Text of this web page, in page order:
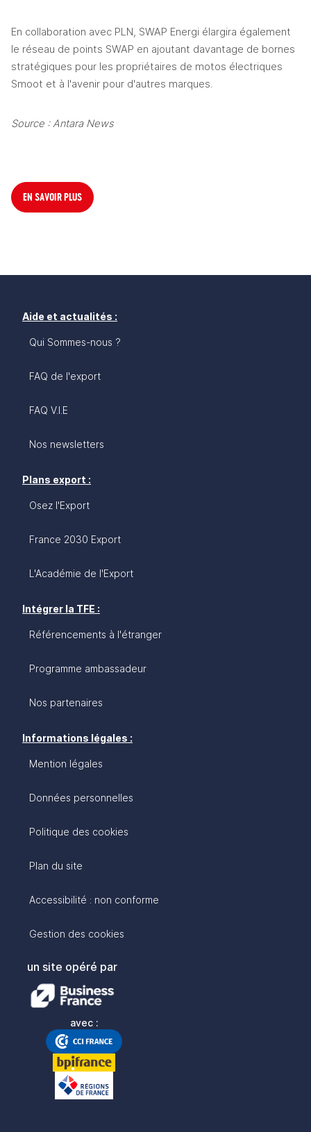
En collaboration avec PLN, SWAP Energi élargira également
le réseau de points SWAP en ajoutant davantage de bornes
stratégiques pour les propriétaires de motos électriques
Smoot et à l'avenir pour d'autres marques.
Source : Antara News
EN SAVOIR PLUS
Aide et actualités :
Qui Sommes-nous ?
FAQ de l'export
FAQ V.I.E
Nos newsletters
Plans export :
Osez l'Export
France 2030 Export
L'Académie de l'Export
Intégrer la TFE :
Référencements à l'étranger
Programme ambassadeur
Nos partenaires
Informations légales :
Mention légales
Données personnelles
Politique des cookies
Plan du site
Accessibilité : non conforme
Gestion des cookies
un site opéré par
avec :